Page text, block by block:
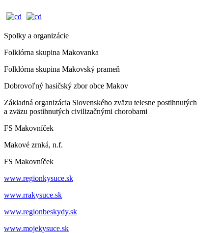
Spolky a organizácie
Folklórna skupina Makovanka
Folklórna skupina Makovský prameň
Dobrovoľný hasičský zbor obce Makov
Základná organizácia Slovenského zväzu telesne postihnutých
a zväzu postihnutých civilizačnými chorobami
FS Makovníček
Makové zrnká, n.f.
FS Makovníček
www.regionkysuce.sk
www.rrakysuce.sk
www.regionbeskydy.sk
www.mojekysuce.sk